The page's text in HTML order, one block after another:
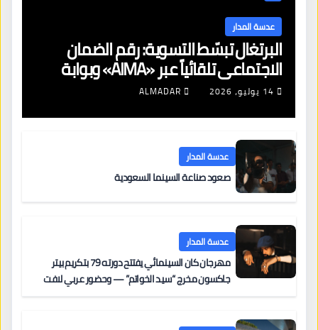
عدسة المدار
البرتغال تبسّط التسوية: رقم الضمان
الاجتماعي تلقائياً عبر «AIMA» وبوابة
جديدة لتجديد الإقامات
14 يوليو، 2026 ALMADAR
عدسة المدار
صعود صناعة السينما السعودية
عدسة المدار
مهرجان كان السينمائي يفتتح دورته 79 بتكريم بيتر
جاكسون مخرج “سيد الخواتم” — وحضور عربي لافت